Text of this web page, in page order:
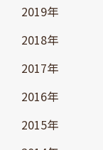
2019年
2018年
2017年
2016年
2015年